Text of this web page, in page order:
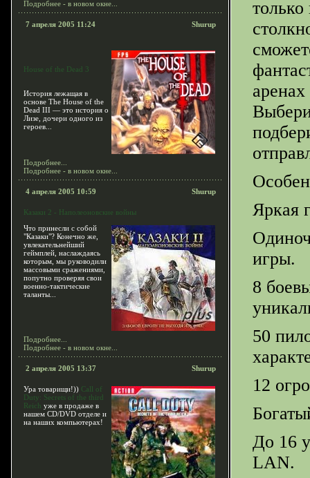
Подробнее - в новом окне...
7 апреля 2005 11:24 Shurup
House of the Dead 3
История лежащая в
основе The House of the
Dead III — это история о
Лизе, дочери одного из
героев...
Подробнее...
Подробнее - в новом окне...
4 апреля 2005 10:59 Shurup
Казаки 2 - Наполеоновские войны
Что принесли с собой
"Казаки"? Конечно же,
увлекательнейший
геймплей, наслаждаясь
которым, мы руководили
массовыми сражениями,
попутно проверяя свои
военно-тактические
таланты...
Подробнее...
Подробнее - в новом окне...
2 апреля 2005 13:37 Shurup
Ура товарищи!)) Call of
Duty: Secrets of the third
Reich уже в продаже в
нашем CD/DVD отделе и
на наших компьютерах!
Яркая
игры.
8
50
12
До 16
LAN.